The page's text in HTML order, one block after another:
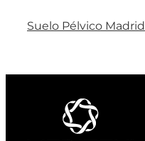
Suelo Pélvico Madrid